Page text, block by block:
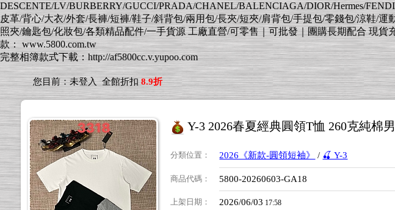
DESCENTE/LV/BURBERRY/GUCCI/PRADA/CHANEL/BALENCIAGA/DIOR/Hermes/
皮革/背心/大衣/外套/長褲/短褲/鞋子/斜背包/兩用包/長夾/短夾/肩背包/手提包/零錢包/涼鞋/
照夾/鑰匙包/化妝包/各類精品配件/一手貨源 工廠直營/可零售｜可批發｜團購長期配合 現
款： www.5800.com.tw
完整相簿款式下載：http://af5800cc.v.yupoo.com
您目前：未登入 全館折扣 8.9折
Y-3 2026春夏經典圓領T恤 260克純棉
分類位置 ： 2026《新款-圓領短袖》 / 🍒 Y-3
商品代碼 ： 5800-20260603-GA18
上架日期 ： 2026/06/03 17:58